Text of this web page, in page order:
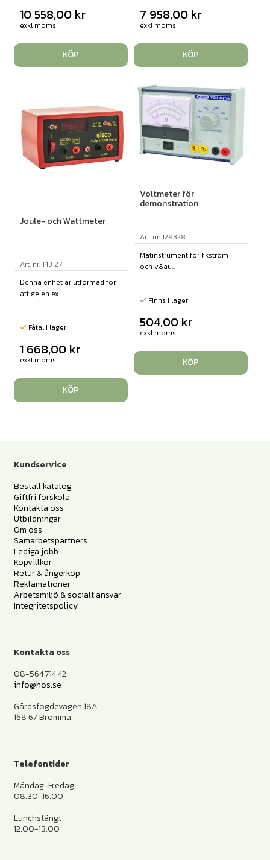
10 558,00 kr
exkl moms
KÖP
7 958,00 kr
exkl moms
KÖP
Joule- och Wattmeter
Art. nr: 143127
Denna enhet är utformad för
att ge en ex...
Fåtal i lager
1 668,00 kr
exkl moms
KÖP
Voltmeter för
demonstration
Art. nr: 129328
Mätinstrument för likström
och v&au...
Finns i lager
504,00 kr
exkl moms
KÖP
Kundservice
Beställ katalog
Giftfri förskola
Kontakta oss
Utbildningar
Om oss
Samarbetspartners
Lediga jobb
Köpvillkor
Retur & ångerköp
Reklamationer
Arbetsmiljö & socialt ansvar
Integritetspolicy
Kontakta oss
08-564 714 42
info@hos.se
Gårdsfogdevägen 18A
168 67 Bromma
Telefontider
Måndag-Fredag
08.30-16.00
Lunchstängt
12.00-13.00